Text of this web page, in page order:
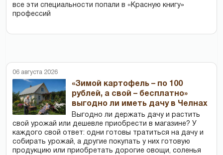
все эти специальности попали в «Красную книгу»
профессий
06 августа 2026
«Зимой картофель – по 100
рублей, а свой – бесплатно»
выгодно ли иметь дачу в Челнах
Выгодно ли держать дачу и растить
свой урожай или дешевле приобрести в магазине? У
каждого свой ответ: одни готовы тратиться на дачу и
собирать урожай, а другие покупать у них готовую
продукцию или приобретать дорогие овощи, соленья